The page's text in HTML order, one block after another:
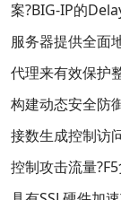
案?BIG-IP的
服务器提供全面
代理来有效保护
构建动态安全防
接数生成控制访
控制攻击流量